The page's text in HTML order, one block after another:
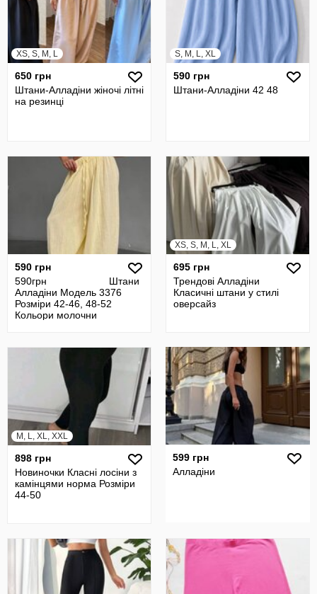
XS, S, M, L
650 грн
Штани-Алладіни жіночі літні
на резинці
S, M, L, XL
590 грн
Штани-Алладіни 42 48
590 грн
590грн Штани
Алладіни Модель 3376
Розміри 42-46, 48-52
Кольори молочни
XS, S, M, L, XL
695 грн
Трендові Алладіни
Класичні штани у стилі
оверсайз
M, L, XL, XXL
898 грн
Новиночки Класні лосіни з
камінцями норма Розміри
44-50
599 грн
Алладіни